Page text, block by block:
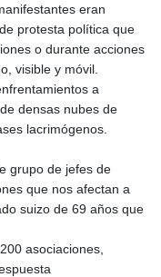
eran
protesta política que
o durante acciones
visible y móvil.
a
densas nubes de
lacrimógenos.
grupo de jefes de
que nos afectan a
suizo de 69 años que
asociaciones,